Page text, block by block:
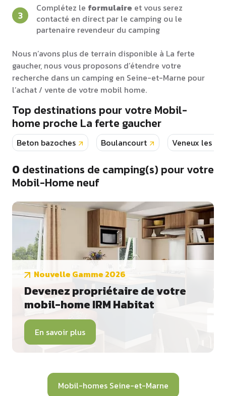
Complétez le formulaire et vous serez
contacté en direct par le camping ou le
partenaire revendeur du camping
Nous n’avons plus de terrain disponible à La ferte
gaucher, nous vous proposons d’étendre votre
recherche dans un camping en Seine-et-Marne pour
l’achat / vente de votre mobil home.
Top destinations pour votre Mobil-
home proche La ferte gaucher
Beton bazoches Boulancourt Veneux les
0destinations de camping(s) pour votre
Mobil-Home neuf
Nouvelle Gamme 2026
Devenez propriétaire de votre
mobil-home IRM Habitat
En savoir plus
Mobil-homes Seine-et-Marne